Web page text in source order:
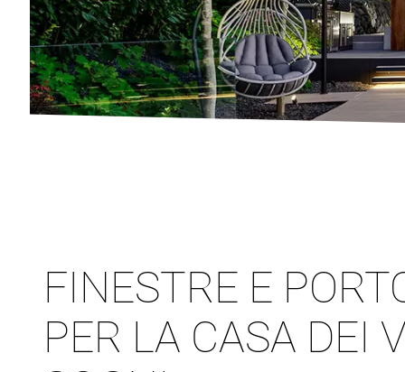
FINESTRE E
PER LA CASA DEI